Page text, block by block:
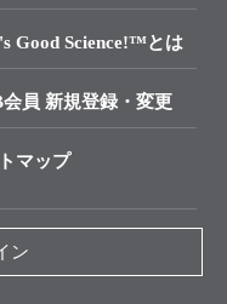
Good Science!™とは
員 新規登録・変更
マップ
ン